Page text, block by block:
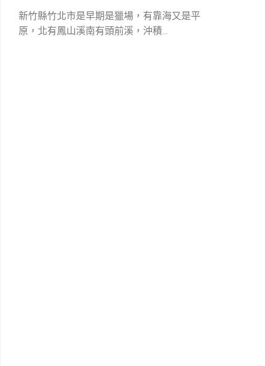
新竹縣竹北市是早期是獵場，有靠海又是平
原，北有鳳山溪南有頭前溪，沖積...